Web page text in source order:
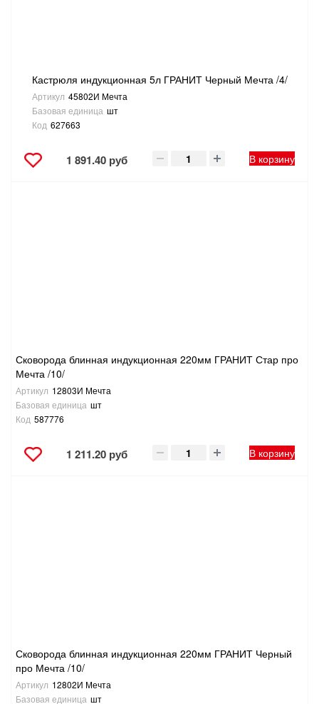
Кастрюля индукционная 5л ГРАНИТ Черный Мечта /4/
Артикул 45802И Мечта
Базовая единица шт
Код 627663
1 891.40 руб В корзину
Сковорода блинная индукционная 220мм ГРАНИТ Стар про
Мечта /10/
Артикул 12803И Мечта
Базовая единица шт
Код 587776
1 211.20 руб В корзину
Сковорода блинная индукционная 220мм ГРАНИТ Черный
про Мечта /10/
Артикул 12802И Мечта
Базовая единица шт